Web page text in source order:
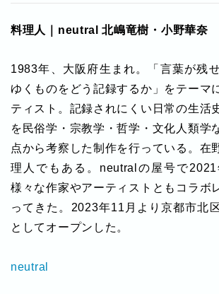
料理人｜neutral 北嶋竜樹・小野華奈
1983年、大阪府生まれ。「言葉が残
ゆくものをどう記録するか」をテーマ
ティスト。記録されにくい日常の生活
を民俗学・宗教学・哲学・文化人類学
点から考察した制作を行っている。在
理人でもある。neutralの屋号で2021
様々な作家やアーティストともコラボ
ってきた。2023年11月より京都市北
としてオープンした。
neutral